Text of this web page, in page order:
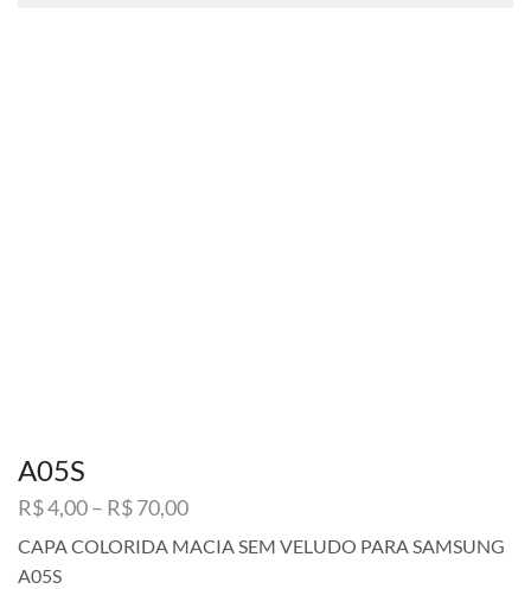
A05S
R$4,00– R$70,00Faixa
preço:
CAPA COLORIDA MACIA SEM VELUDO PARA SAMSUNG
A05S